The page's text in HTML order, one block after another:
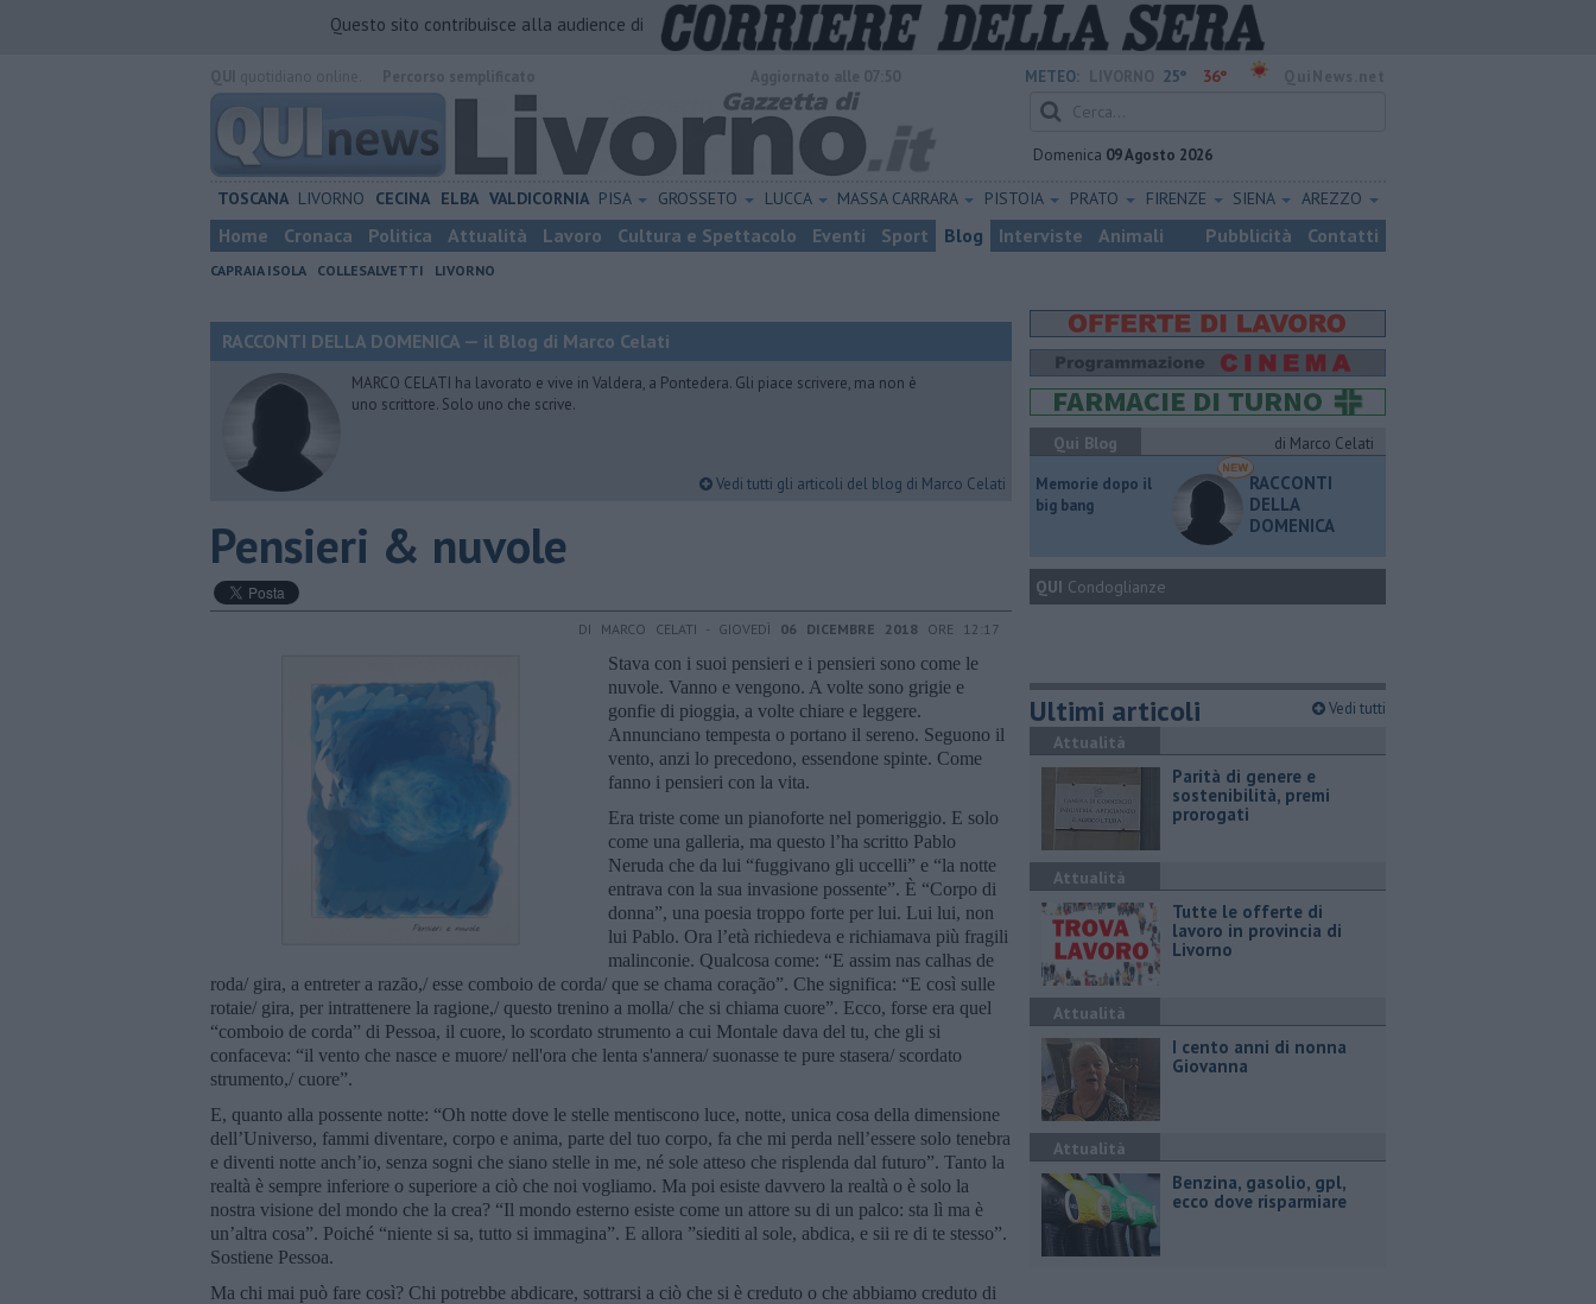
Questo sito contribuisce alla audience di
METEO: 25° 36°
Domenica 09 Agosto 2026
TOSCANA LIVORNO CECINA ELBA VALDICORNIA PISA GROSSETO LUCCA MASSA CARRARA PISTOIA PRATO FIRENZE SIENA AREZZO
Home Cronaca Politica Attualità Lavoro Cultura e Spettacolo Eventi Sport Blog Interviste Animali Pubblicità Contatti
CAPRAIA ISOLA COLLESALVETTI LIVORNO
RACCONTI DELLA DOMENICA — il Blog di Marco Celati
MARCO CELATI ha lavorato e vive in Valdera, a Pontedera. Gli piace scrivere, ma non è
uno scrittore. Solo uno che scrive.
Vedi tutti gli articoli del blog di Marco Celati
Pensieri & nuvole
DI MARCO CELATI - GIOVEDÌ 06 DICEMBRE 2018 ORE 12:17
Stava con i suoi pensieri e i pensieri sono come le
nuvole. Vanno e vengono. A volte sono grigie e
gonfie di pioggia, a volte chiare e leggere.
Annunciano tempesta o portano il sereno. Seguono il
vento, anzi lo precedono, essendone spinte. Come
fanno i pensieri con la vita.
Era triste come un pianoforte nel pomeriggio. E solo
come una galleria, ma questo l’ha scritto Pablo
Neruda che da lui “fuggivano gli uccelli” e “la notte
entrava con la sua invasione possente”. È “Corpo di
donna”, una poesia troppo forte per lui. Lui lui, non
lui Pablo. Ora l’età richiedeva e richiamava più fragili
malinconie. Qualcosa come: “E assim nas calhas de
roda/ gira, a entreter a razão,/ esse comboio de corda/ que se chama coração”. Che significa: “E così sulle
rotaie/ gira, per intrattenere la ragione,/ questo trenino a molla/ che si chiama cuore”. Ecco, forse era quel
“comboio de corda” di Pessoa, il cuore, lo scordato strumento a cui Montale dava del tu, che gli si
confaceva: “il vento che nasce e muore/ nell'ora che lenta s'annera/ suonasse te pure stasera/ scordato
strumento,/ cuore”.
E, quanto alla possente notte: “Oh notte dove le stelle mentiscono luce, notte, unica cosa della dimensione
dell’Universo, fammi diventare, corpo e anima, parte del tuo corpo, fa che mi perda nell’essere solo tenebra
e diventi notte anch’io, senza sogni che siano stelle in me, né sole atteso che risplenda dal futuro”. Tanto la
realtà è sempre inferiore o superiore a ciò che noi vogliamo. Ma poi esiste davvero la realtà o è solo la
nostra visione del mondo che la crea? “Il mondo esterno esiste come un attore su di un palco: sta lì ma è
un’altra cosa”. Poiché “niente si sa, tutto si immagina”. E allora ”siediti al sole, abdica, e sii re di te stesso”.
Sostiene Pessoa.
Ma chi mai può fare così? Chi potrebbe abdicare, sottrarsi a ciò che si è creduto o che abbiamo creduto di
Qui Blog
di Marco Celati
Memorie dopo il
big bang
RACCONTI
DELLA
DOMENICA
QUI Condoglianze
Ultimi articoli Vedi tutti
Attualità
Parità di genere e
sostenibilità, premi
prorogati
Attualità
​Tutte le offerte di
lavoro in provincia di
Livorno
Attualità
I cento anni di nonna
Giovanna
Attualità
​Benzina, gasolio, gpl,
ecco dove risparmiare